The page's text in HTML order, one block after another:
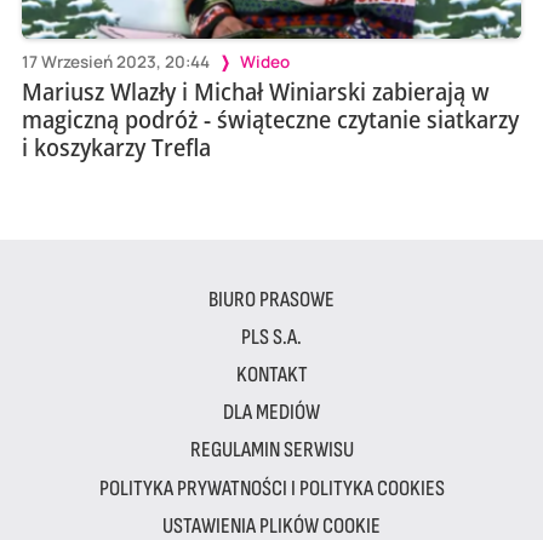
17 Wrzesień 2023, 20:44 Wideo
Mariusz Wlazły i Michał Winiarski zabierają w
magiczną podróż - świąteczne czytanie siatkarzy
i koszykarzy Trefla
BIURO PRASOWE
PLS S.A.
KONTAKT
DLA MEDIÓW
REGULAMIN SERWISU
POLITYKA PRYWATNOŚCI I POLITYKA COOKIES
USTAWIENIA PLIKÓW COOKIE